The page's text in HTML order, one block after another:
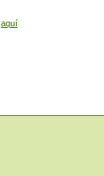
aquí